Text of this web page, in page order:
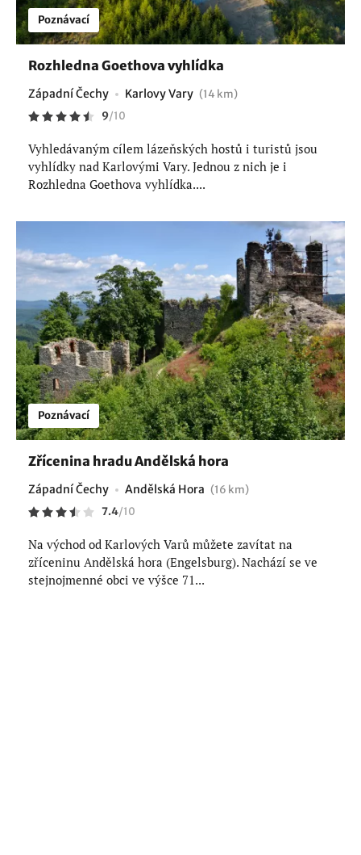
Poznávací
Rozhledna Goethova vyhlídka
Západní Čechy Karlovy Vary (14 km)
9/10
Vyhledávaným cílem lázeňských hostů i turistů jsou
vyhlídky nad Karlovými Vary. Jednou z nich je i
Rozhledna Goethova vyhlídka....
Poznávací
Zřícenina hradu Andělská hora
Západní Čechy Andělská Hora (16 km)
7.4/10
Na východ od Karlových Varů můžete zavítat na
zříceninu Andělská hora (Engelsburg). Nachází se ve
stejnojmenné obci ve výšce 71...